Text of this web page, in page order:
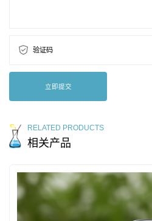
验证码
立即提交
RELATED PRODUCTS
相关产品